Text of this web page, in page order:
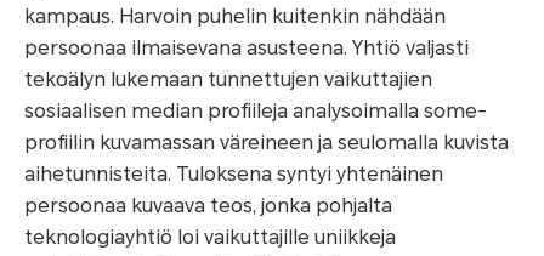
kampaus. Harvoin puhelin kuitenkin nähdään
persoonaa ilmaisevana asusteena. Yhtiö valjasti
tekoälyn lukemaan tunnettujen vaikuttajien
sosiaalisen median profiileja analysoimalla some-
profiilin kuvamassan väreineen ja seulomalla kuvista
aihetunnisteita. Tuloksena syntyi yhtenäinen
persoonaa kuvaava teos, jonka pohjalta
teknologiayhtiö loi vaikuttajille uniikkeja